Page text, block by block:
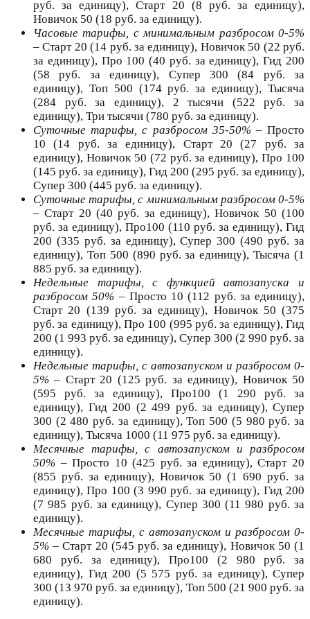
руб. за единицу), Старт 20 (8 руб. за единицу),
Новичок 50 (18 руб. за единицу).
Часовые тарифы, с минимальным разбросом 0-5%
– Старт 20 (14 руб. за единицу), Новичок 50 (22 руб.
за единицу), Про 100 (40 руб. за единицу), Гид 200
(58 руб. за единицу), Супер 300 (84 руб. за
единицу), Топ 500 (174 руб. за единицу), Тысяча
(284 руб. за единицу), 2 тысячи (522 руб. за
единицу), Три тысячи (780 руб. за единицу).
Суточные тарифы, с разбросом 35-50%– Просто
10 (14 руб. за единицу), Старт 20 (27 руб. за
единицу), Новичок 50 (72 руб. за единицу), Про 100
(145 руб. за единицу), Гид 200 (295 руб. за единицу),
Супер 300 (445 руб. за единицу).
Суточные тарифы, с минимальным разбросом 0-5%
– Старт 20 (40 руб. за единицу), Новичок 50 (100
руб. за единицу), Про100 (110 руб. за единицу), Гид
200 (335 руб. за единицу), Супер 300 (490 руб. за
единицу), Топ 500 (890 руб. за единицу), Тысяча (1
885 руб. за единицу).
Недельные тарифы, с функцией автозапуска и
разбросом 50% – Просто 10 (112 руб. за единицу),
Старт 20 (139 руб. за единицу), Новичок 50 (375
руб. за единицу), Про 100 (995 руб. за единицу), Гид
200 (1 993 руб. за единицу), Супер 300 (2 990 руб. за
единицу).
Недельные тарифы, с автозапуском и разбросом 0-
5% – Старт 20 (125 руб. за единицу), Новичок 50
(595 руб. за единицу), Про100 (1 290 руб. за
единицу), Гид 200 (2 499 руб. за единицу), Супер
300 (2 480 руб. за единицу), Топ 500 (5 980 руб. за
единицу), Тысяча 1000 (11 975 руб. за единицу).
Месячные тарифы, с автозапуском и разбросом
50% – Просто 10 (425 руб. за единицу), Старт 20
(855 руб. за единицу), Новичок 50 (1 690 руб. за
единицу), Про 100 (3 990 руб. за единицу), Гид 200
(7 985 руб. за единицу), Супер 300 (11 980 руб. за
единицу).
Месячные тарифы, с автозапуском и разбросом 0-
5% – Старт 20 (545 руб. за единицу), Новичок 50 (1
680 руб. за единицу), Про100 (2 980 руб. за
единицу), Гид 200 (5 575 руб. за единицу), Супер
300 (13 970 руб. за единицу), Топ 500 (21 900 руб. за
единицу).